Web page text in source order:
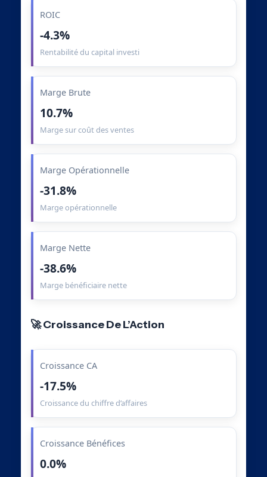
ROIC
-4.3%
Rentabilité du capital investi
Marge Brute
10.7%
Marge sur coût des ventes
Marge Opérationnelle
-31.8%
Marge opérationnelle
Marge Nette
-38.6%
Marge bénéficiaire nette
🚀 Croissance De L’Action
Croissance CA
-17.5%
Croissance du chiffre d’affaires
Croissance Bénéfices
0.0%